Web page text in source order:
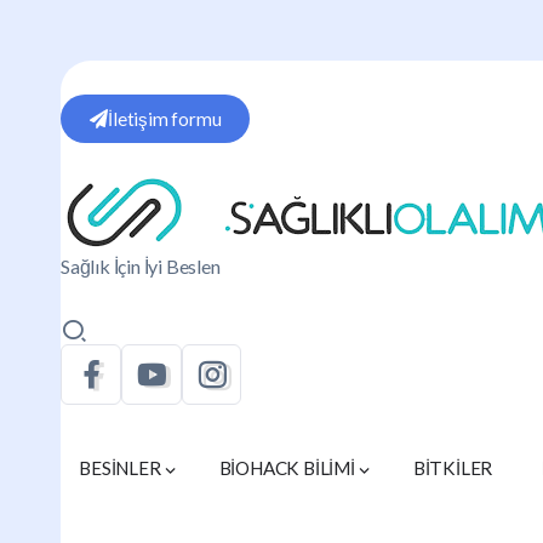
İletişim formu
Sağlık İçin İyi Beslen
BESİNLER BİOHACK BİLİMİ BİTKİLER